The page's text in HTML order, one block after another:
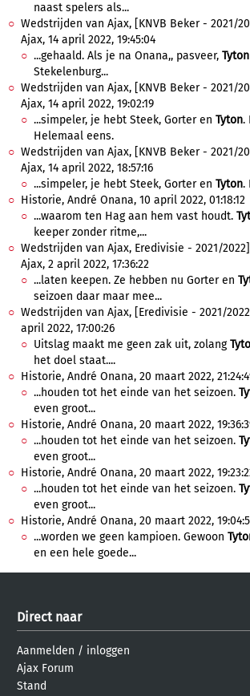
naast spelers als...
Wedstrijden van Ajax, [KNVB Beker - 2021/
Ajax, 14 april 2022, 19:45:04
...gehaald. Als je na Onana,, pasveer, Tyton
Stekelenburg...
Wedstrijden van Ajax, [KNVB Beker - 2021/
Ajax, 14 april 2022, 19:02:19
...simpeler, je hebt Steek, Gorter en Tyton.
Helemaal eens.
Wedstrijden van Ajax, [KNVB Beker - 2021/
Ajax, 14 april 2022, 18:57:16
...simpeler, je hebt Steek, Gorter en Tyton.
Historie, André Onana, 10 april 2022, 01:18:12
...waarom ten Hag aan hem vast houdt.
keeper zonder ritme,...
Wedstrijden van Ajax, Eredivisie - 2021/
Ajax, 2 april 2022, 17:36:22
...laten keepen. Ze hebben nu Gorter en
seizoen daar maar mee...
Wedstrijden van Ajax, [Eredivisie - 2021/
april 2022, 17:00:26
Uitslag maakt me geen zak uit, zolang
het doel staat....
Historie, André Onana, 20 maart 2022,
...houden tot het einde van het seizoen.
even groot...
Historie, André Onana, 20 maart 2022,
...houden tot het einde van het seizoen.
even groot...
Historie, André Onana, 20 maart 2022,
...houden tot het einde van het seizoen.
even groot...
Historie, André Onana, 20 maart 2022,
...worden we geen kampioen. Gewoon
en een hele goede...
Direct naar
Aanmelden / inloggen
Ajax Forum
Stand